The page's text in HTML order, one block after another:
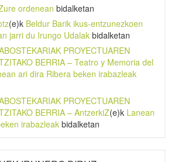
ordenean bidalketan
(e)k Beldur Barik ikus-entzunezkoen
jarri du Irungo Udalak bidalketan
PROYECTUAREN
BERRIA – Teatro y Memoria del
ari dira Ribera beken irabazleak
PROYECTUAREN
BERRIA – AntzerkiZ(e)k Lanean
irabazleak bidalketan